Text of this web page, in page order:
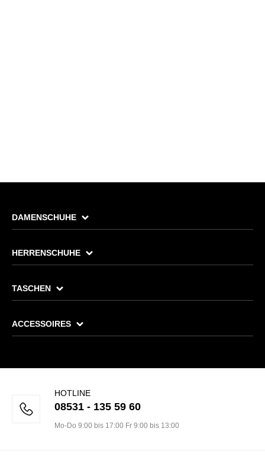
DAMENSCHUHE
HERRENSCHUHE
TASCHEN
ACCESSOIRES
HOTLINE
08531 - 135 59 60
Mo-Do 9:00 bis 17:00 Fr 9:00 bis 13:00